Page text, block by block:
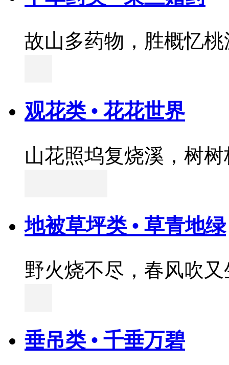
故山多药物，胜概忆桃
观花类 • 花花世界
山花照坞复烧溪，树
地被草坪类 • 草青地绿
野火烧不尽，春风吹又
垂吊类 • 千垂万碧